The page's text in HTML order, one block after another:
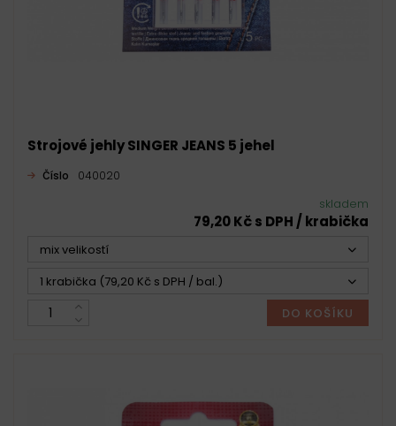
Strojové jehly SINGER JEANS 5 jehel
Číslo 040020
skladem
79,20 Kč s DPH / krabička
mix velikostí
1 krabička (79,20 Kč s DPH / bal.)
DO KOŠÍKU